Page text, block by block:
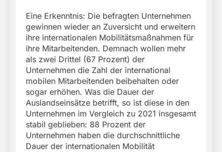
Eine Erkenntnis: Die befragten Unternehmen
gewinnen wieder an Zuversicht und erweitern
ihre internationalen Mobilitätsmaßnahmen für
ihre Mitarbeitenden. Demnach wollen mehr
als zwei Drittel (67 Prozent) der
Unternehmen die Zahl der international
mobilen Mitarbeitenden beibehalten oder
sogar erhöhen. Was die Dauer der
Auslandseinsätze betrifft, so ist diese in den
Unternehmen im Vergleich zu 2021 insgesamt
stabil geblieben: 88 Prozent der
Unternehmen haben die durchschnittliche
Dauer der internationalen Mobilität